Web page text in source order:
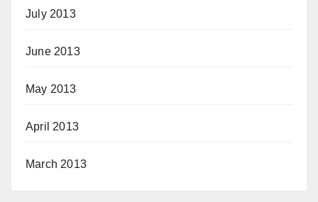
July 2013
June 2013
May 2013
April 2013
March 2013